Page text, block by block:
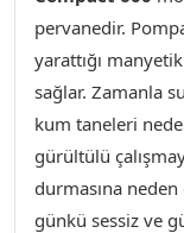
pervanedir.
yarattığı
sağlar. Zamanla
kum taneleri
gürültülü
durmasına neden
günkü sessiz ve